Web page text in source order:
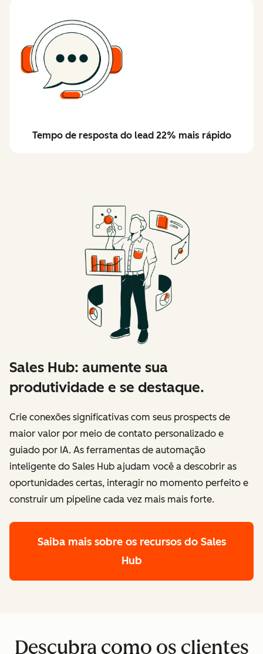
Tempo de resposta do lead 22% mais rápido
Sales Hub: aumente sua
produtividade e se destaque.
Crie conexões significativas com seus prospects de
maior valor por meio de contato personalizado e
guiado por IA. As ferramentas de automação
inteligente do Sales Hub ajudam você a descobrir as
oportunidades certas, interagir no momento perfeito e
construir um pipeline cada vez mais mais forte.
Saiba mais sobre os recursos do Sales
Hub
Descubra como os clientes